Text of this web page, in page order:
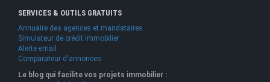
SERVICES & OUTILS GRATUITS
Annuaire des agences et mandataires
Simulateur de crédit immobilier
Alerte email
Comparateur d'annonces
Le blog qui facilite vos projets immobilier :